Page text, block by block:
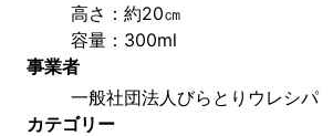
高さ：約20㎝
容量：300ml
事業者
一般社団法人びらとりウレシパ
カテゴリー